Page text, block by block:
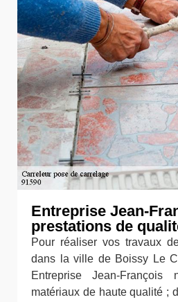
Entreprise Jean-
prestations de
Pour réaliser vos travaux
dans la ville de Boissy Le
Entreprise Jean-François
matériaux de haute qualité ;